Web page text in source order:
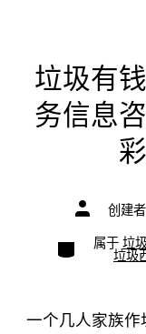
垃圾有
务信息
文
章
者
创建者
类
别
属于 垃
垃圾
一个几人家族